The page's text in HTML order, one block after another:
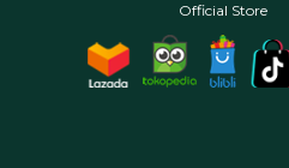
Official Store